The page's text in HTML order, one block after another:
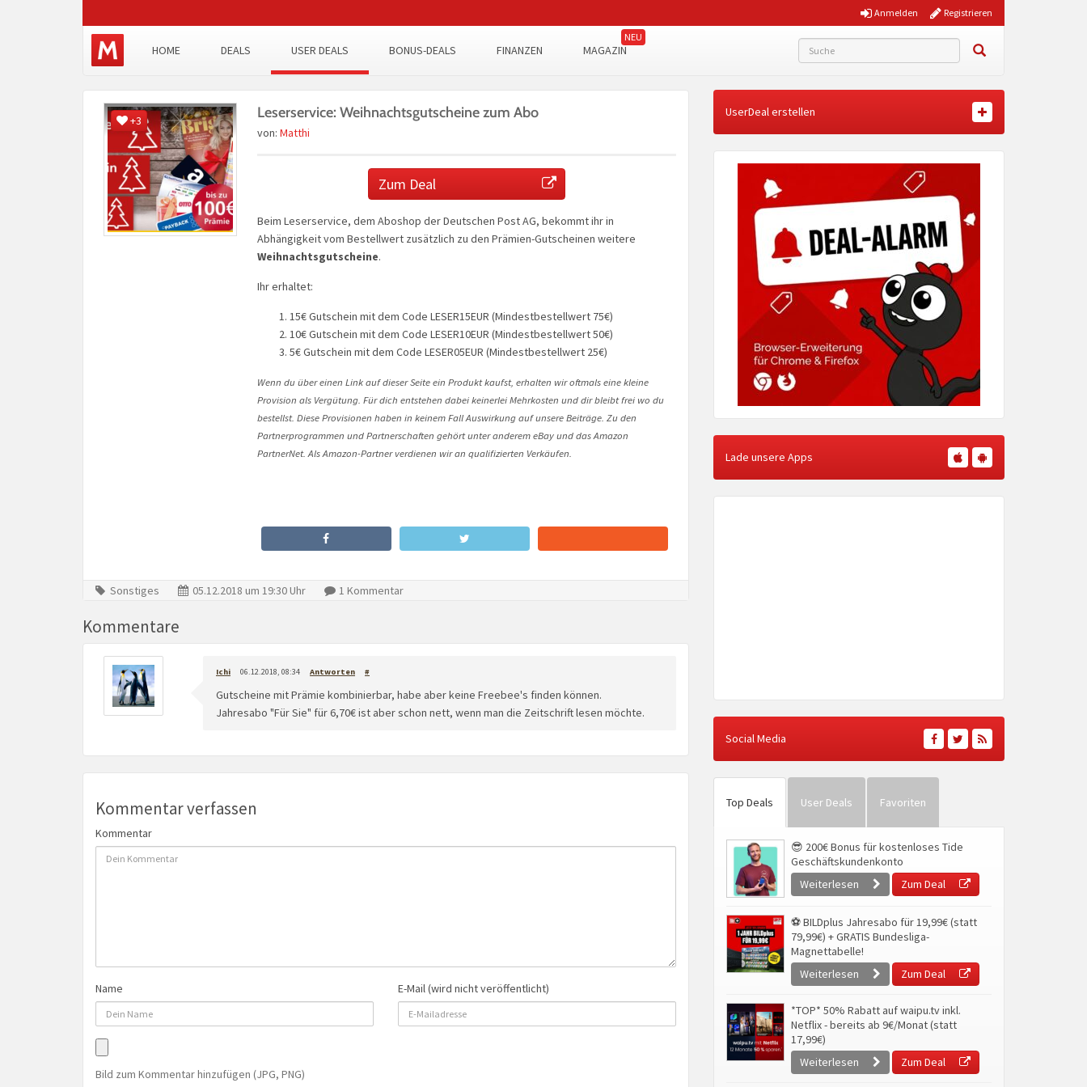
Registrieren
Anmelden
HOME DEALS USER DEALS BONUS-DEALS FINANZEN MAGAZIN
+3 Leserservice: Weihnachtsgutscheine zum Abo
von: Matthi
Zum Deal
Beim Leserservice, dem Aboshop der Deutschen Post AG, bekommt ihr in
Abhängigkeit vom Bestellwert zusätzlich zu den Prämien-Gutscheinen weitere
Weihnachtsgutscheine.
Ihr erhaltet:
15€ Gutschein mit dem Code LESER15EUR (Mindestbestellwert 75€)
10€ Gutschein mit dem Code LESER10EUR (Mindestbestellwert 50€)
5€ Gutschein mit dem Code LESER05EUR (Mindestbestellwert 25€)
Wenn du über einen Link auf dieser Seite ein Produkt kaufst, erhalten wir oftmals eine kleine
Provision als Vergütung. Für dich entstehen dabei keinerlei Mehrkosten und dir bleibt frei wo du
bestellst. Diese Provisionen haben in keinem Fall Auswirkung auf unsere Beiträge. Zu den
Partnerprogrammen und Partnerschaften gehört unter anderem eBay und das Amazon
PartnerNet. Als Amazon-Partner verdienen wir an qualifizierten Verkäufen.
Sonstiges 05.12.2018 um 19:30 Uhr 1 Kommentar
Kommentare
Ichi 06.12.2018, 08:34 Antworten #
Gutscheine mit Prämie kombinierbar, habe aber keine Freebee's finden können.
Jahresabo "Für Sie" für 6,70€ ist aber schon nett, wenn man die Zeitschrift lesen möchte.
Kommentar verfassen
Kommentar
Name E-Mail (wird nicht veröffentlicht)
Bild zum Kommentar hinzufügen (JPG, PNG)
UserDeal erstellen
Lade unsere Apps
Social Media
Top Deals User Deals Favoriten
😎 200€ Bonus für kostenloses Tide
Geschäftskundenkonto
Weiterlesen
Zum Deal
⚽ BILDplus Jahresabo für 19,99€ (statt
79,99€) + GRATIS Bundesliga-
Magnettabelle!
Weiterlesen
Zum Deal
*TOP* 50% Rabatt auf waipu.tv inkl.
Netflix - bereits ab 9€/Monat (statt
17,99€)
Weiterlesen
Zum Deal